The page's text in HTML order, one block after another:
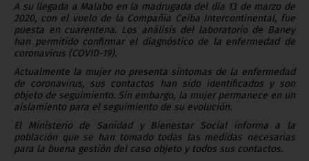
A su llegada a Malabo en la madrugada del día 13 de marzo de
2020, con el vuelo de la Compañía Ceiba Intercontinental, fue
puesta en cuarentena. Los análisis del laboratorio de Baney
han permitido confirmar el diagnóstico de la enfermedad de
coronavirus (COVID-19).
Actualmente la mujer no presenta síntomas de la enfermedad
de coronavirus, sus contactos han sido identificados y son
objeto de seguimiento. Sin embargo, la mujer permanece en un
aislamiento para el seguimiento de su evolución.
El Ministerio de Sanidad y Bienestar Social informa a la
población que se han tomado todas las medidas necesarias
para la buena gestión del caso objeto y todos sus contactos.